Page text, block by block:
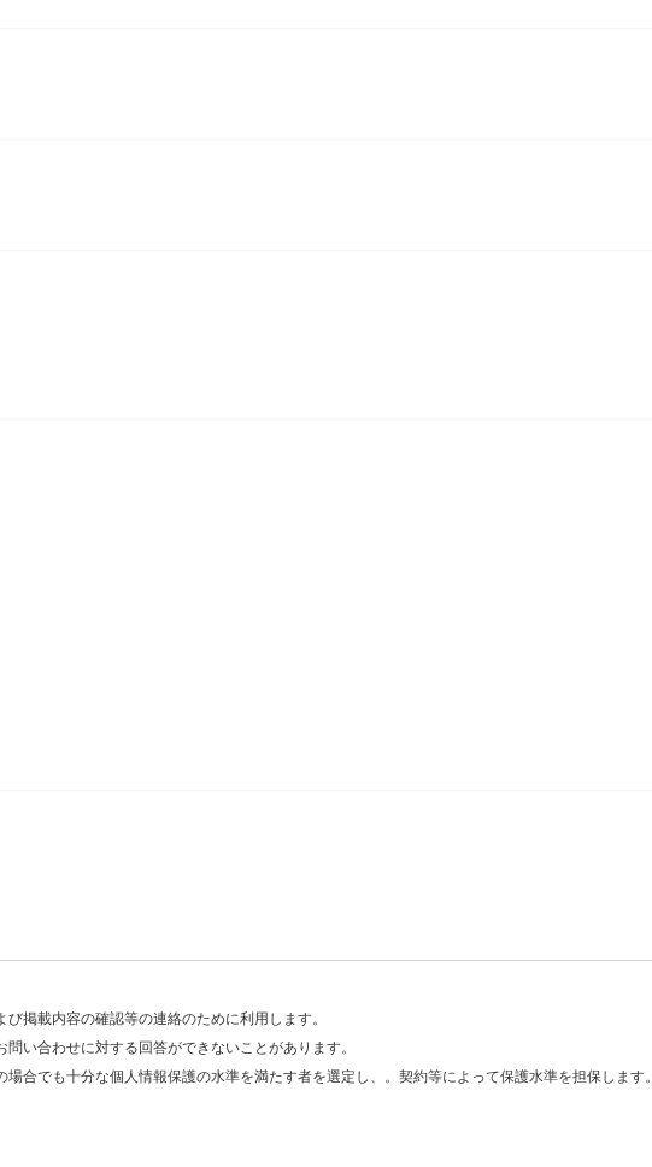
掲載内容の確認等の連絡のために利用します。
い合わせに対する回答ができないことがあります。
合でも十分な個人情報保護の水準を満たす者を選定し、。契約等によって保護水準を担保します。